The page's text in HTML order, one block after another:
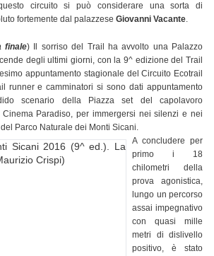
circuito si può considerare una sorta di
fortemente dal palazzese Giovanni Vacante.
finale) Il sorriso del Trail ha avvolto una Palazzo
degli ultimi giorni, con la 9^ edizione del Trail
appuntamento stagionale del Circuito Ecotrail
runner e camminatori si sono dati appuntamento
scenario della Piazza set del capolavoro
Paradiso, per immergersi nei silenzi e nei
Parco Naturale dei Monti Sicani.
A concludere per
primo i 18
chilometri della
prova agonistica,
lungo un percorso
assai impegnativo
con quasi mille
metri di dislivello
positivo, è stato